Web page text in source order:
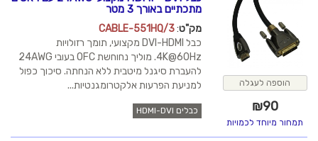
מתכתיים באורך 3 מטר
מק"ט:
CABLE-551HQ/3
כבל DVI-HDMI מקצועי, תומך רזולויות
4K@60Hz. מוליך נחוחשת OFC בעובי 24AWG
להעברת סיגנל מיטבית ללא הנחתה. סיכוך כפול
למניעת הפרעות אלקטרומגנטיות...
כבלים HDMI-DVI